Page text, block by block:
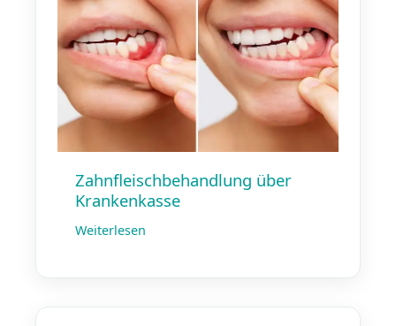
Zahnfleisch­behandlung über
Krankenkasse
Weiterlesen